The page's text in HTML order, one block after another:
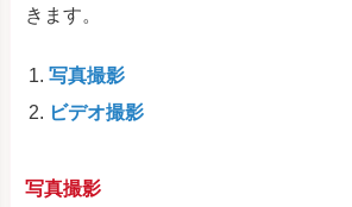
きます。
写真撮影
ビデオ撮影
写真撮影